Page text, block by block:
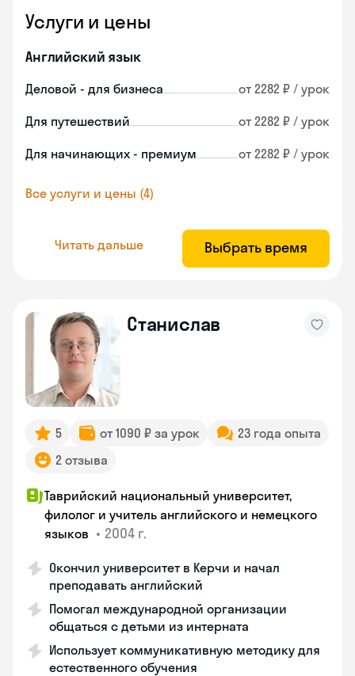
Услуги и цены
Английский язык
Деловой - для бизнеса от 2282 ₽ / урок
Для путешествий от 2282 ₽ / урок
Для начинающих - премиум от 2282 ₽ / урок
Все услуги и цены (4)
Читать дальше Выбрать время
Станислав
5 от 1090 ₽ за урок
23 года опыта
2 отзыва
Таврийский национальный университет,
филолог и учитель английского и немецкого
языков • 2004 г.
Окончил университет в Керчи и начал
преподавать английский
Помогал международной организации
общаться с детьми из интерната
Использует коммуникативную методику для
естественного обучения